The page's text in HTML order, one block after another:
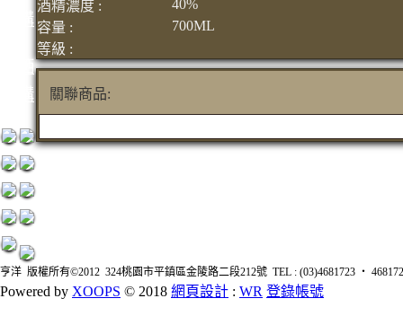
箱購
烈洒
箱購
酒精濃度 :
40%
容量 :
700ML
等級 :
關聯商品:
亨洋 版權所有©2012 324桃園市平鎮區金陵路二段212號 TEL : (03)4681723 ‧
Powered by XOOPS © 2018 網頁設計 : WR 登錄帳號